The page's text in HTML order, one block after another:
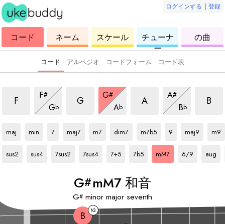
ログインする | 登録
ウ
ク
レ
コード
コ
ー
ド
ネーム
ウ
ク
レ
レ
スケール
ク
レ
レ
チューナ
ー
ク
レ
の曲
コード アルペジオ コードフォーム コード表
F
F#
mM7 和音
Gb
mM7 和音G
mM7 和音
G#
mM7 和音
Ab
mM7 和音A A#
mM7 和音
Bb
mM7 和音B
maj
min
7
maj7
m7
dim7
m7b5
9
maj9
m9
sus2
sus4
7sus2
7sus4
7+5
7b5
mM7
6/9
aug
G#mM7 和音
G# minor major seventh
B b3